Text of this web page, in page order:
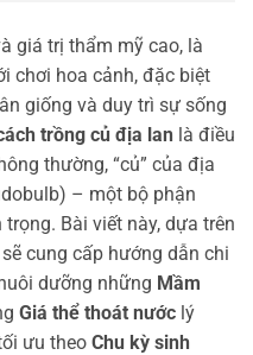
giá trị thẩm mỹ cao, là
chơi hoa cảnh, đặc biệt
giống và duy trì sự sống
trồng củ địa lan là điều
thường, “củ” của địa
– một bộ phận
Bài viết này, dựa trên
cung cấp hướng dẫn chi
dưỡng những Mầm
Giá thể thoát nước lý
ưu theo Chu kỳ sinh